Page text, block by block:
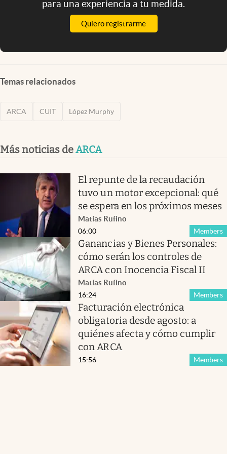
para una experiencia a tu medida.
Quiero registrarme
Temas relacionados
ARCA CUIT López Murphy
Más noticias deARCA
El repunte de la recaudación
tuvo un motor excepcional: qué
se espera en los próximos meses
Matías Rufino
Members
06:00
Ganancias y Bienes Personales:
cómo serán los controles de
ARCA con Inocencia Fiscal II
Matías Rufino
Members
16:24
Facturación electrónica
obligatoria desde agosto: a
quiénes afecta y cómo cumplir
con ARCA
Members
15:56